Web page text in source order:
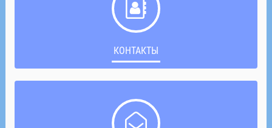
КОНТАКТЫ